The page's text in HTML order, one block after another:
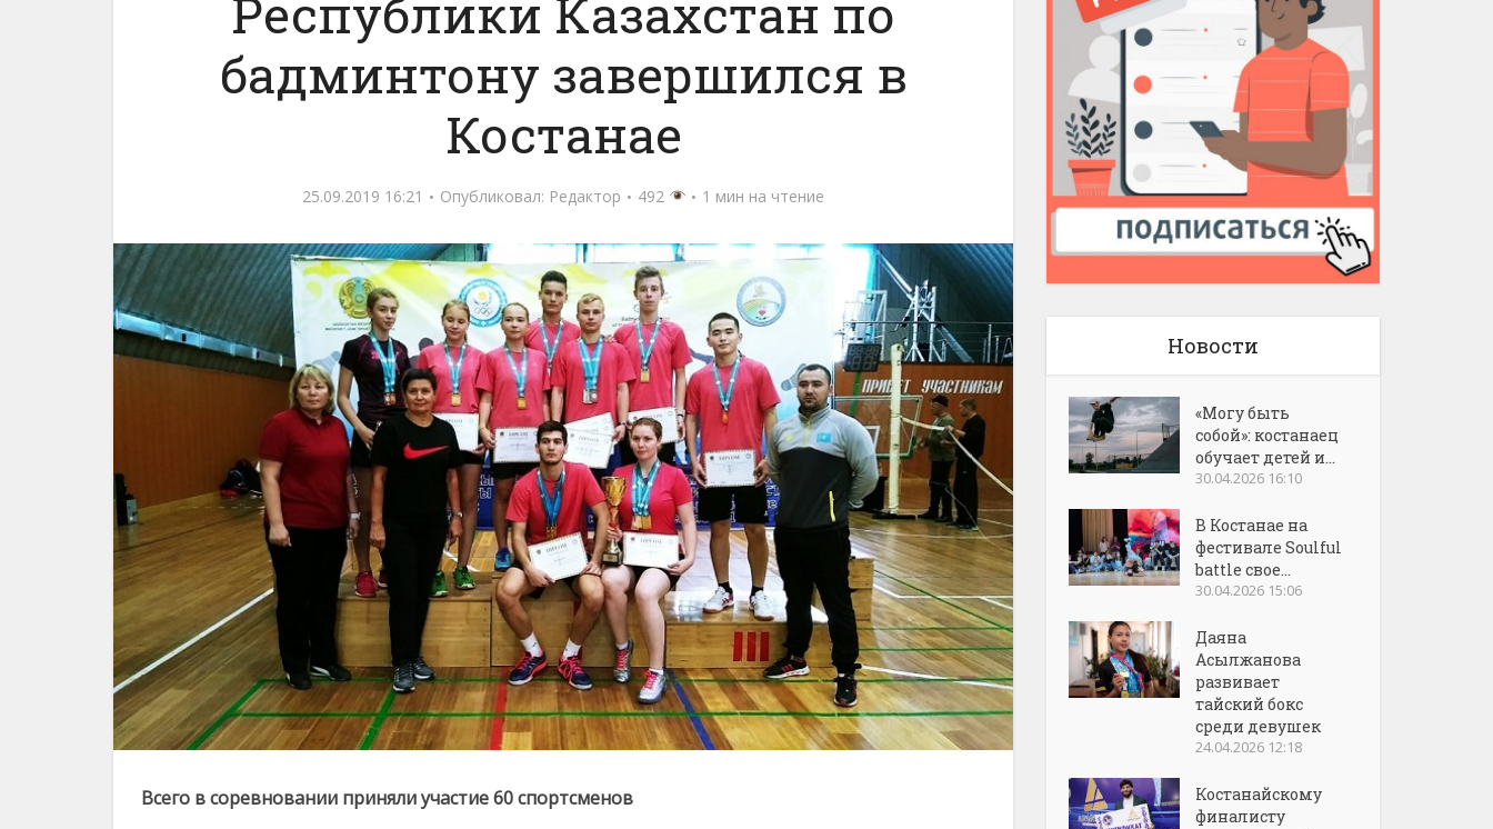
Республики Казахстан по
бадминтону завершился в
Костанае
25.09.2019 16:21 Опубликовал: Редактор 492 1 мин на чтение
Всего в соревновании приняли участие 60 спортсменов
Новости
«Могу быть
собой»: костанаец
обучает детей и...
30.04.2026 16:10
В Костанае на
фестивале Soulful
battle свое...
30.04.2026 15:06
Даяна
Асылжанова
развивает
тайский бокс
среди девушек
24.04.2026 12:18
Костанайскому
финалисту